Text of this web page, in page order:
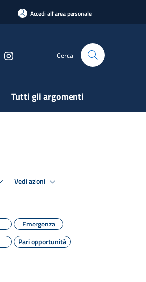
Accedi all'area personale
Cerca
Tutti gli argomenti
Vedi azioni
Emergenza
Pari opportunità